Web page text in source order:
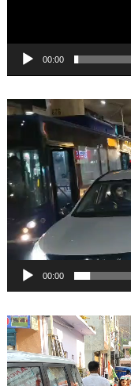
00:00
Video
Player
00:00
Video
Player